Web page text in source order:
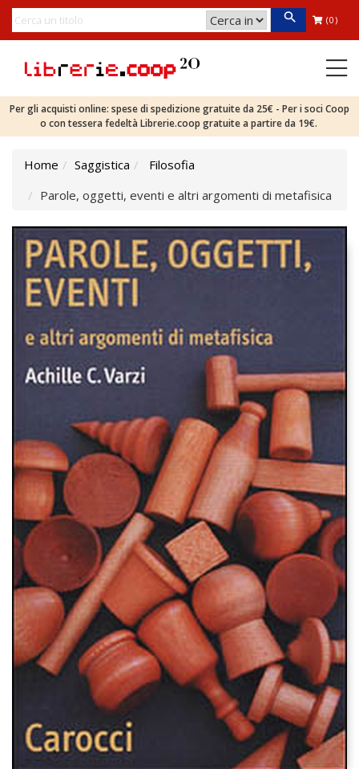
(0)
Per gli acquisti online: spese di spedizione gratuite da 25€ - Per i soci Coop
o con tessera fedeltà Librerie.coop gratuite a partire da 19€.
Home Saggistica
Filosofia
Parole, oggetti, eventi e altri argomenti di metafisica